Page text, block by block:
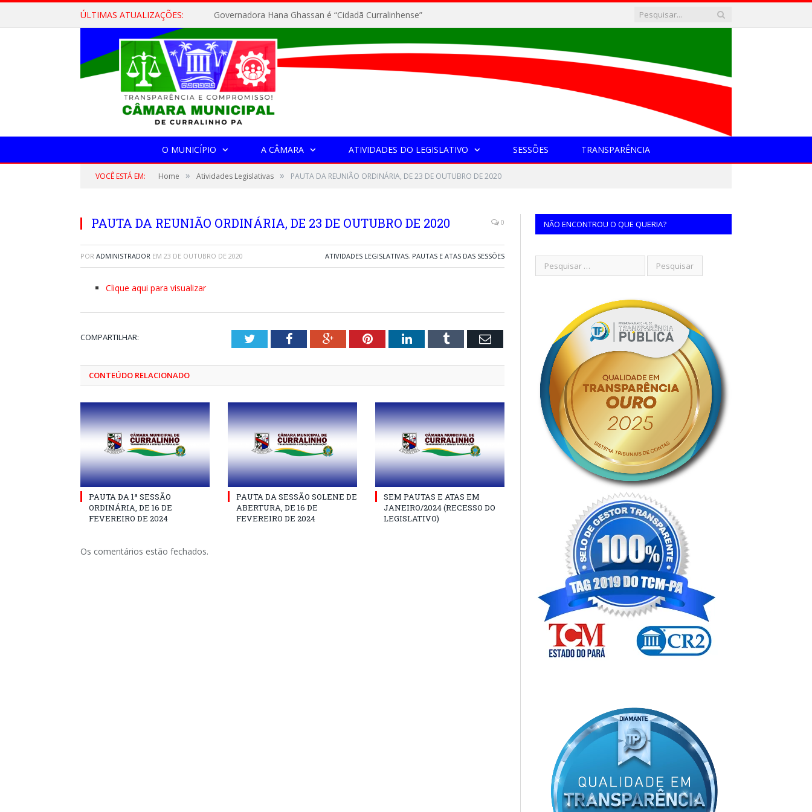
ÚLTIMAS ATUALIZAÇÕES: Governadora Hana Ghassan é “Cidadã Curralinhense”
O MUNICÍPIO A CÂMARA ATIVIDADES DO LEGISLATIVO SESSÕES TRANSPARÊNCIA
VOCÊ ESTÁ EM: Home » Atividades Legislativas » PAUTA DA REUNIÃO ORDINÁRIA, DE 23 DE OUTUBRO DE 2020
PAUTA DA REUNIÃO ORDINÁRIA, DE 23 DE OUTUBRO DE 2020 0
POR ADMINISTRADOR EM 23 DE OUTUBRO DE 2020 ATIVIDADES LEGISLATIVAS, PAUTAS E ATAS DAS SESSÕES
Clique aqui para visualizar
COMPARTILHAR: TwitterFacebookGoogle+PinterestLinkedInTumblr Email
CONTEÚDO RELACIONADO
PAUTA DA 1ª SESSÃO
ORDINÁRIA, DE 16 DE
FEVEREIRO DE 2024
PAUTA DA SESSÃO SOLENE DE
ABERTURA, DE 16 DE
FEVEREIRO DE 2024
SEM PAUTAS E ATAS EM
JANEIRO/2024 (RECESSO DO
LEGISLATIVO)
Os comentários estão fechados.
NÃO ENCONTROU O QUE QUERIA?